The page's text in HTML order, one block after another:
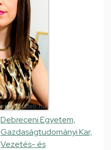
Debreceni Egyetem,
Gazdaságtudományi Kar,
Vezetés- és